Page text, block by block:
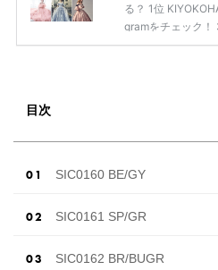
る？ 1位
gramをチェック！
細な感性で花嫁の
目次
SIC0160 BE/GY
SIC0161 SP/GR
SIC0162 BR/BUGR